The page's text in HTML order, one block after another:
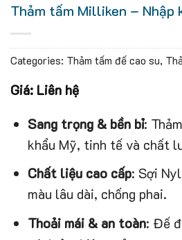
Thảm tấm Milliken – Nhập
Categories: Thảm tấm đế cao su,
Giá: Liên hệ
Sang trọng & bền bỉ:
khẩu Mỹ, tinh tế và chất
Chất liệu cao cấp: Sợi
màu lâu dài, chống phai.
Thoải mái & an toàn: Đế